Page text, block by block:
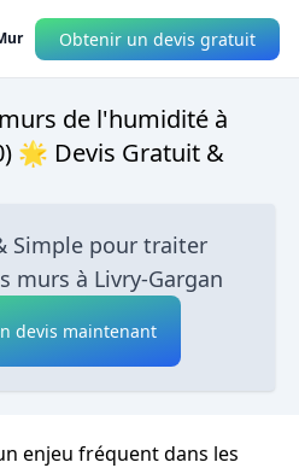
Obtenir un devis gratuit
de l'humidité à
🌟 Devis Gratuit &
Simple pour traiter
murs à Livry-Gargan
devis maintenant
enjeu fréquent dans les